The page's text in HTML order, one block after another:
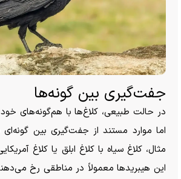
جفت‌گیری بین گونه‌ها
در حالت طبیعی، کلاغ‌ها با هم‌گونه‌های
اما موارد مستند از جفت‌گیری بین گونه‌ای
مثال، کلاغ سیاه با کلاغ ابلق یا کلاغ
این هیبرید‌ها معمولاً در مناطقی رخ